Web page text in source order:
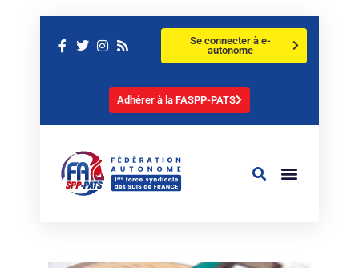
Se connecter à e-
autonome
Adhérer à la FASPP-PATS